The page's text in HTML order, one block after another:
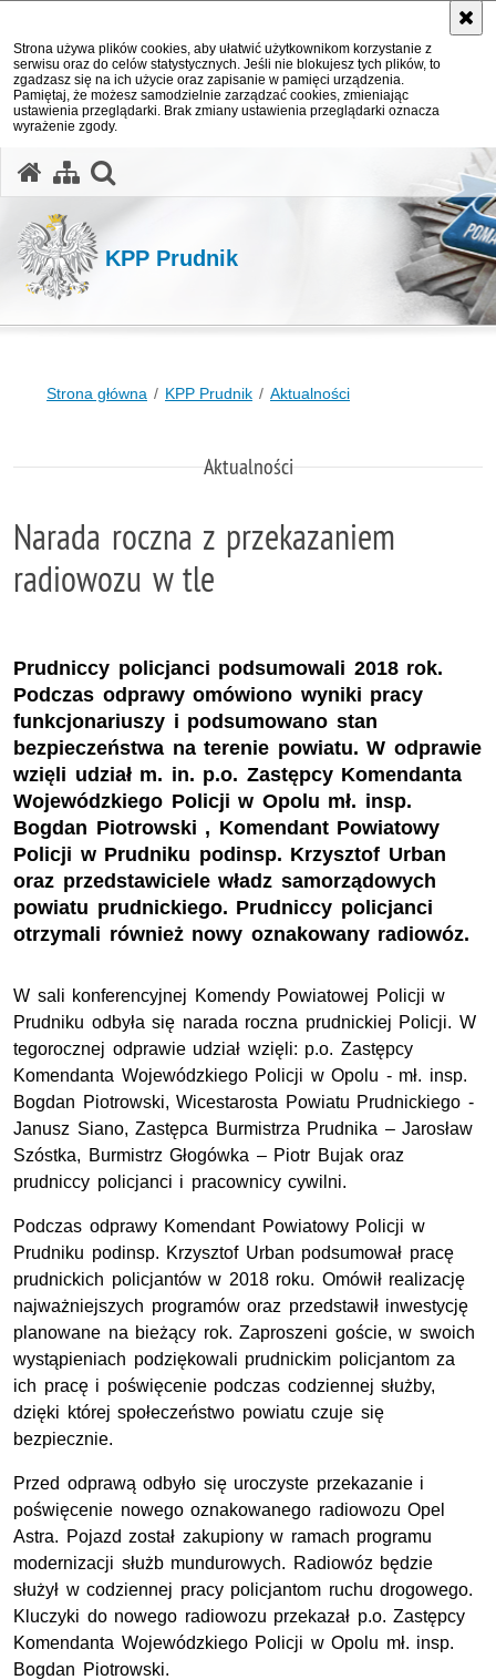
Strona używa plików cookies, aby ułatwić użytkownikom korzystanie z
serwisu oraz do celów statystycznych. Jeśli nie blokujesz tych plików, to
zgadzasz się na ich użycie oraz zapisanie w pamięci urządzenia.
Pamiętaj, że możesz samodzielnie zarządzać cookies, zmieniając
ustawienia przeglądarki. Brak zmiany ustawienia przeglądarki oznacza
wyrażenie zgody.
KPP Prudnik
Strona główna KPP Prudnik Aktualności
Aktualności
Narada roczna z przekazaniem
radiowozu w tle
Prudniccy policjanci podsumowali 2018 rok.
Podczas odprawy omówiono wyniki pracy
funkcjonariuszy i podsumowano stan
bezpieczeństwa na terenie powiatu. W odprawie
wzięli udział m. in. p.o. Zastępcy Komendanta
Wojewódzkiego Policji w Opolu mł. insp.
Bogdan Piotrowski , Komendant Powiatowy
Policji w Prudniku podinsp. Krzysztof Urban
oraz przedstawiciele władz samorządowych
powiatu prudnickiego. Prudniccy policjanci
otrzymali również nowy oznakowany radiowóz.
W sali konferencyjnej Komendy Powiatowej Policji w
Prudniku odbyła się narada roczna prudnickiej Policji. W
tegorocznej odprawie udział wzięli: p.o. Zastępcy
Komendanta Wojewódzkiego Policji w Opolu - mł. insp.
Bogdan Piotrowski, Wicestarosta Powiatu Prudnickiego -
Janusz Siano, Zastępca Burmistrza Prudnika – Jarosław
Szóstka, Burmistrz Głogówka – Piotr Bujak oraz
prudniccy policjanci i pracownicy cywilni.
Podczas odprawy Komendant Powiatowy Policji w
Prudniku podinsp. Krzysztof Urban podsumował pracę
prudnickich policjantów w 2018 roku. Omówił realizację
najważniejszych programów oraz przedstawił inwestycję
planowane na bieżący rok. Zaproszeni goście, w swoich
wystąpieniach podziękowali prudnickim policjantom za
ich pracę i poświęcenie podczas codziennej służby,
dzięki której społeczeństwo powiatu czuje się
bezpiecznie.
Przed odprawą odbyło się uroczyste przekazanie i
poświęcenie nowego oznakowanego radiowozu Opel
Astra. Pojazd został zakupiony w ramach programu
modernizacji służb mundurowych. Radiowóz będzie
służył w codziennej pracy policjantom ruchu drogowego.
Kluczyki do nowego radiowozu przekazał p.o. Zastępcy
Komendanta Wojewódzkiego Policji w Opolu mł. insp.
Bogdan Piotrowski.